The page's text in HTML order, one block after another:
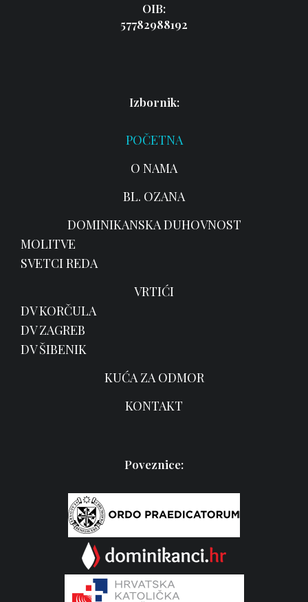
OIB:
57782988192
Izbornik:
POČETNA
O NAMA
BL. OZANA
DOMINIKANSKA DUHOVNOST
MOLITVE
SVETCI REDA
VRTIĆI
DV KORČULA
DV ZAGREB
DV ŠIBENIK
KUĆA ZA ODMOR
KONTAKT
Poveznice: